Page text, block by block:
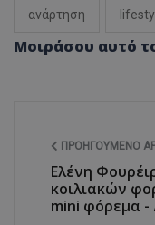
ανάρτηση
Μοιράσου αυτό
ΠΡΟΗΓΟΎΜΕΝΟ
Ελένη
κοιλιακών
mini φόρεμα -